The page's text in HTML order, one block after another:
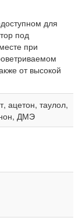
для
под
при
от высокой
ацетон, таулол,
ДМЭ